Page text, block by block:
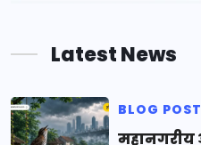
Latest News
BLOG POST
महानगरीय